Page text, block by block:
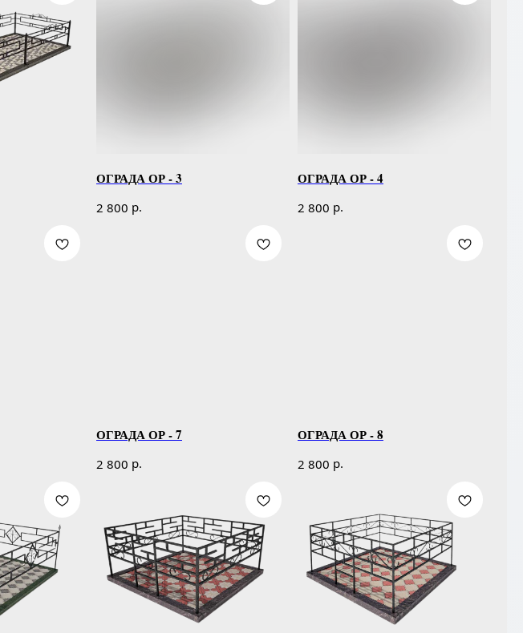
ОГРАДА ОР - 3
2 800 р.
ОГРАДА ОР - 4
2 800 р.
ОГРАДА ОР - 7
2 800 р.
ОГРАДА ОР - 8
2 800 р.